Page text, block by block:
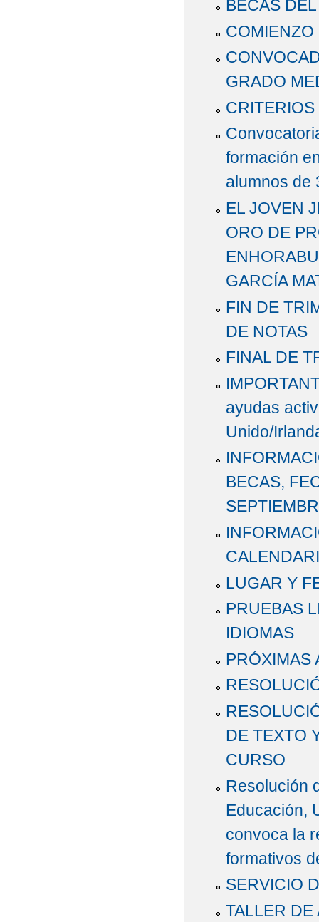
BECAS
GRADO
formación
alumnos de
EL JOVEN
ORO DE
GARCÍA
FIN DE
DE NOTAS
FINAL DE
ayudas
Unido/
BECAS,
LUGAR Y
PRUEBAS
IDIOMAS
PRÓXIMAS
DE TEXTO
CURSO
Resolución
Educación,
convoca la
formativos
SERVICIO
TALLER DE